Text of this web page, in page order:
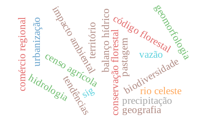
conservação florestal
impacto ambiental
censo agrícola biodiversidade
rio celeste
tendências precipitação
vazão
balanço hídrico geomorfologia
hidrologia
território
comércio regional pastagem
código florestal
urbanização
geografia
sig